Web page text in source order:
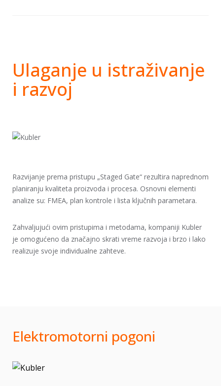
Ulaganje u istraživanje
i razvoj
Razvijanje prema pristupu „Staged Gate“ rezultira naprednom
planiranju kvaliteta proizvoda i procesa. Osnovni elementi
analize su: FMEA, plan kontrole i lista ključnih parametara.
Zahvaljujući ovim pristupima i metodama, kompaniji Kubler
je omogućeno da značajno skrati vreme razvoja i brzo i lako
realizuje svoje individualne zahteve.
Elektromotorni pogoni